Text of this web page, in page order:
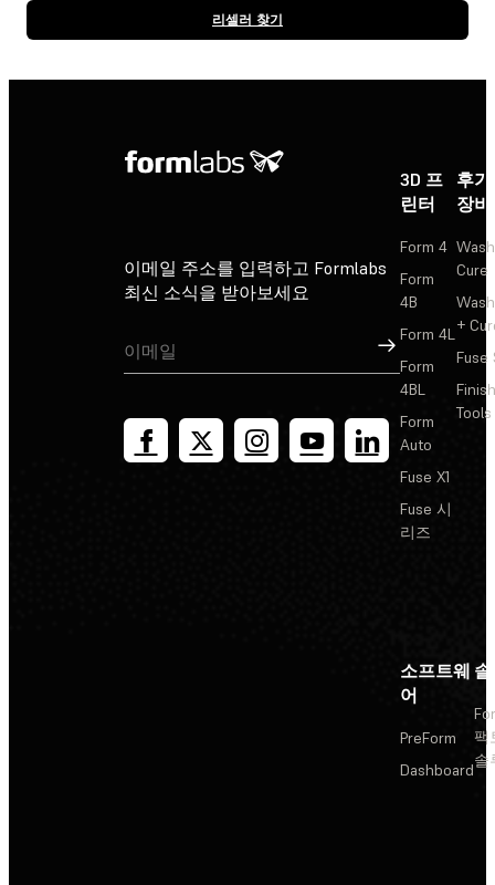
리셀러 찾기
이메일 주소를 입력하고 Formlabs
최신 소식을 받아보세요
가입
3D 프
린터
Form 4
Form
4B
Form 4L
Form
4BL
Form
Auto
Fuse X1
Fuse 시
리즈
후
장비
Cure
+
Fuse
Tools
소프트웨
어
PreForm
Dashboard
팩
솔